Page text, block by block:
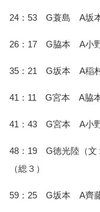
24：53　G蓑島　A坂
26：17　G脇本　A小
35：21　G坂本　A稲
41：11　G宮本　A脇
41：43　G宮本　A小
48：19　G徳光陸（
（総３）
59：25　G坂本　A齊